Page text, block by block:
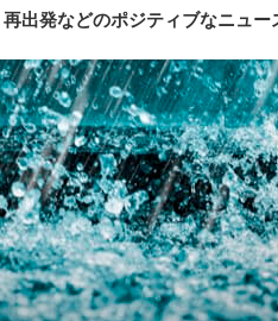
出発などのポジティブなニュ